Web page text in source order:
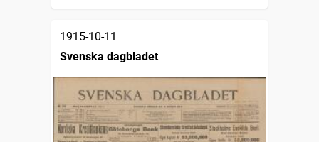
1915-10-11
Svenska dagbladet